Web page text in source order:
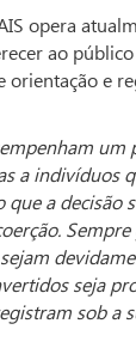
opera
ao
orientação e
um
a indivíduos
a decisão
seja
sob a